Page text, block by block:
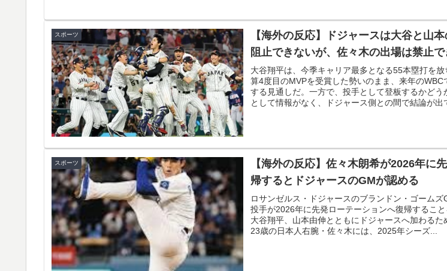
▶
▶ 韓国人「大韓航空の熊本地震飲料水支援に対する日本人の反応をご覧ください・・・
▶ 韓国人「フランスの有力紙も大韓サッカー協会前代未聞の不祥事を詳細に報道！」→「
ダルに発展してしまう‥」
▶ 新聞さん、壮大な縦読みを仕込んでしまうwww
▶ 大地震が起きても手術をやり遂げる日本の医療チーム、海外でも凄すぎると絶賛
▶ 海外「全部日本の真似だったのか…」 日本の普通のテレビ番組が最新SNSの数十年先
題に
▶ 【伝説の100得点、いまだ都市伝説扱い】海外「バムの83点でようやく信じた」
▶ 韓国人「日本メディアが大型台風13号が急カーブで韓国方面に向かって来ると予報！
路‥」
▶ フランス人「欲張りすぎだ」中村敬斗、ランス残留の可能性を会長が示唆！移籍金が交
スポーツ
【海外の反応】ドジャースは大谷と山
阻止できないが、佐々木の出場は禁止
大谷翔平は、今季キャリア最多となる55本塁打を放
算4度目のMVPを受賞した勢いのまま、来年のWBC
する見通しだ。一方で、投手として登板するかどう
として情報がなく、ドジャース側との間で結論が出
スポーツ
【海外の反応】佐々木朗希が2026年に
帰するとドジャースのGMが認める
ロサンゼルス・ドジャースのブランドン・ゴーム
投手が2026年に先発ローテーションへ復帰すること
大谷翔平、山本由伸とともにドジャースへ加わるた
23歳の日本人右腕・佐々木には、2025年シーズ...